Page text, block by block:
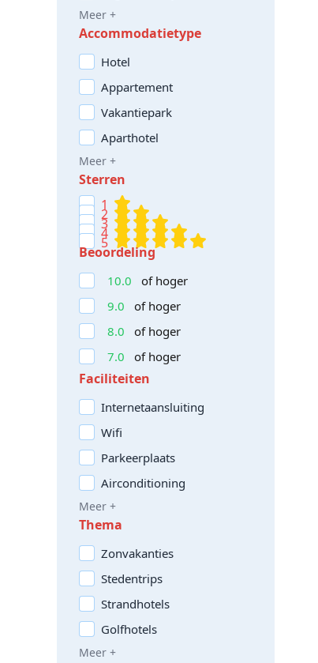
Meer +
Accommodatietype
Hotel
Appartement
Vakantiepark
Aparthotel
Meer +
Sterren
1
2
3
4
5
Beoordeling
10.0
of hoger
9.0
of hoger
8.0
of hoger
7.0
of hoger
Faciliteiten
Internetaansluiting
Wifi
Parkeerplaats
Airconditioning
Meer +
Thema
Zonvakanties
Stedentrips
Strandhotels
Golfhotels
Meer +